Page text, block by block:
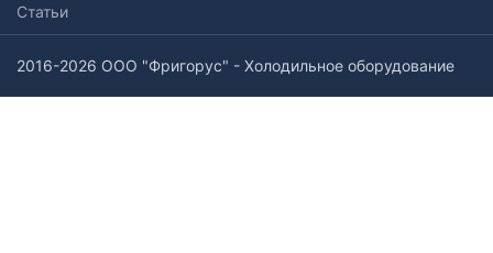
Статьи
2016-2026 ООО "Фригорус" - Холодильное оборудование